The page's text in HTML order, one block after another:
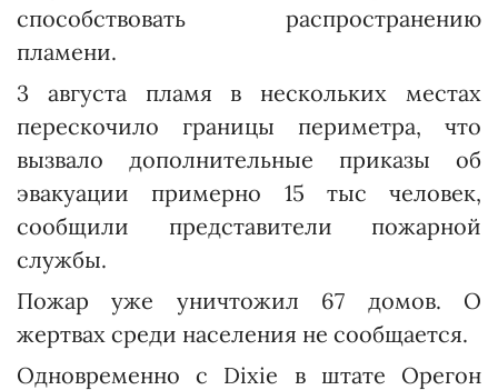
способствовать распространению
пламени.
3 августа пламя в нескольких местах
перескочило границы периметра, что
вызвало дополнительные приказы об
эвакуации примерно 15 тыс человек,
сообщили представители пожарной
службы.
Пожар уже уничтожил 67 домов. О
жертвах среди населения не сообщается.
Одновременно с Dixie в штате Орегон